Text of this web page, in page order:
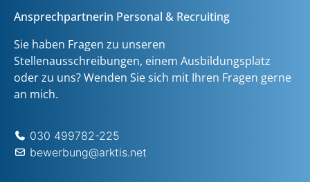
Ansprechpartnerin Personal & Recruiting
Sie haben Fragen zu unseren
Stellenausschreibungen, einem Ausbildungsplatz
oder zu uns? Wenden Sie sich mit Ihren Fragen gerne
an mich.
030 499782-225
bewerbung@arktis.net